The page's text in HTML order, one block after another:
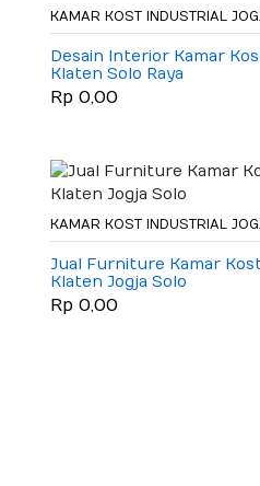
KAMAR KOST INDUSTRIAL
Desain Interior Kamar
Klaten Solo Raya
Rp 0,00
KAMAR KOST INDUSTRIAL
Jual Furniture Kamar
Klaten Jogja Solo
Rp 0,00